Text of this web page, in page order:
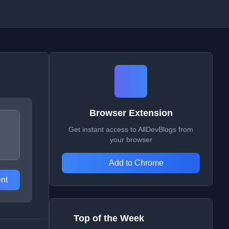
Browser Extension
Get instant access to AllDevBlogs from
your browser
Add to Chrome
Top of the Week